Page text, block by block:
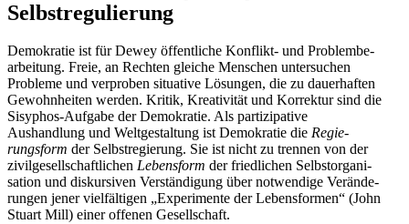
Selbstregulierung
Demokratie ist für Dewey öffent­liche Konflikt- und Problem­be­
ar­beitung. Freie, an Rechten gleiche Menschen unter­suchen
Probleme und verproben situative Lösungen, die zu dauer­haften
Gewohn­heiten werden. Kritik, Kreati­vität und Korrektur sind die
Sisyphos-Aufgabe der Demokratie. Als parti­zi­pative
Aushandlung und Weltge­staltung ist Demokratie die Regie­
rungsform der Selbst­re­gierung. Sie ist nicht zu trennen von der
zivil­ge­sell­schaft­lichen Lebensform der fried­lichen Selbst­or­ga­ni­
sation und diskur­siven Verstän­digung über notwendige Verän­de­
rungen jener vielfäl­tigen „Experi­mente der Lebens­formen“ (John
Stuart Mill) einer offenen Gesellschaft.